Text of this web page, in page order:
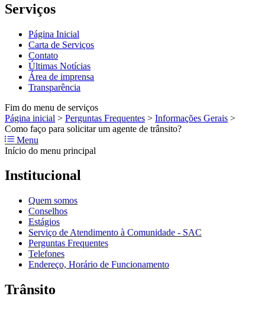
Serviços
Página Inicial
Carta de Serviços
Contato
Últimas Notícias
Área de imprensa
Transparência
Fim do menu de serviços
Página inicial > Perguntas Frequentes > Informações Gerais >
Como faço para solicitar um agente de trânsito?
Menu
Início do menu principal
Institucional
Quem somos
Conselhos
Estágios
Serviço de Atendimento à Comunidade - SAC
Perguntas Frequentes
Telefones
Endereço, Horário de Funcionamento
Trânsito